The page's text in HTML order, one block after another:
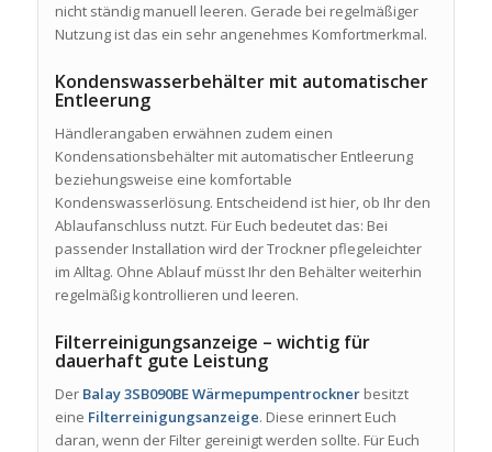
nicht ständig manuell leeren. Gerade bei regelmäßiger
Nutzung ist das ein sehr angenehmes Komfortmerkmal.
Kondenswasserbehälter mit automatischer
Entleerung
Händlerangaben erwähnen zudem einen
Kondensationsbehälter mit automatischer Entleerung
beziehungsweise eine komfortable
Kondenswasserlösung. Entscheidend ist hier, ob Ihr den
Ablaufanschluss nutzt. Für Euch bedeutet das: Bei
passender Installation wird der Trockner pflegeleichter
im Alltag. Ohne Ablauf müsst Ihr den Behälter weiterhin
regelmäßig kontrollieren und leeren.
Filterreinigungsanzeige – wichtig für
dauerhaft gute Leistung
Der Balay 3SB090BE Wärmepumpentrocknerbesitzt
eine Filterreinigungsanzeige. Diese erinnert Euch
daran, wenn der Filter gereinigt werden sollte. Für Euch